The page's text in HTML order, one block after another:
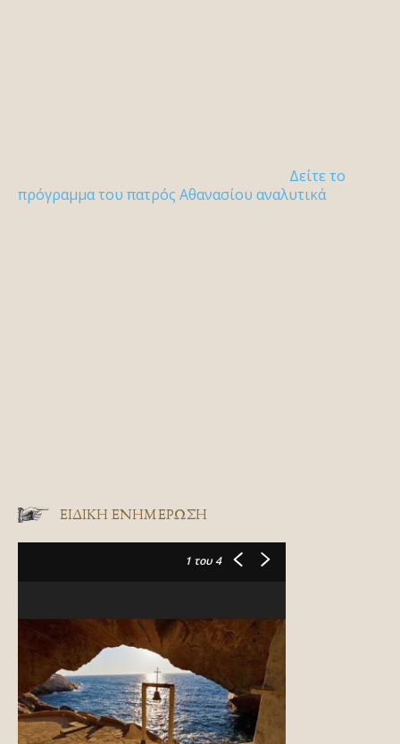
Δείτε το
πρόγραμμα του πατρός Αθανασίου αναλυτικά
ΕΙΔΙΚΉ ΕΝΗΜΈΡΩΣΗ
1 του 4